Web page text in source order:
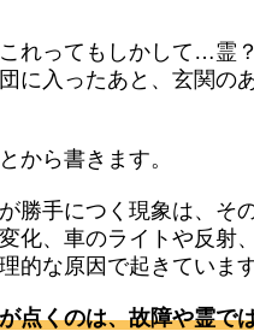
れってもしかして…霊
に入ったあと、玄関の
から書きます。
勝手につく現象は、そ
化、車のライトや反射
的な原因で起きています
点くのは、故障や霊で